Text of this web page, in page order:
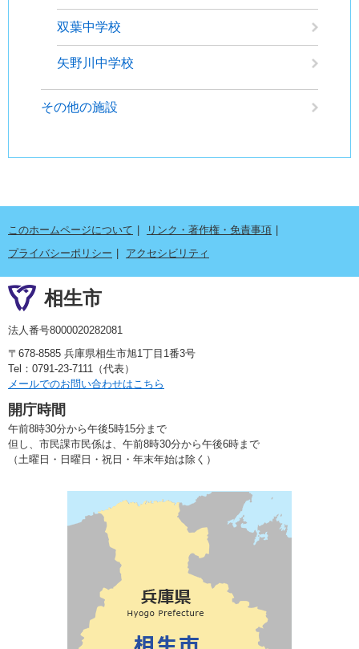
双葉中学校
矢野川中学校
その他の施設
このホームページについて
リンク・著作権・免責事項
プライバシーポリシー
アクセシビリティ
相生市
法人番号8000020282081
〒678-8585 兵庫県相生市旭1丁目1番3号
Tel：0791-23-7111（代表）
メールでのお問い合わせはこちら
開庁時間
午前8時30分から午後5時15分まで
但し、市民課市民係は、午前8時30分から午後6時まで
（土曜日・日曜日・祝日・年末年始は除く）